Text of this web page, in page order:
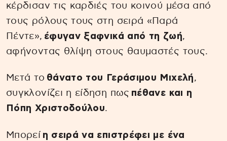
κέρδισαν τις καρδιές του κοινού μέσα από
τους ρόλους τους στη σειρά «Παρά
Πέντε», έφυγαν ξαφνικά από τη ζωή,
αφήνοντας θλίψη στους θαυμαστές τους.
Μετά το θάνατο του Γεράσιμου Μιχελή,
συγκλονίζει η είδηση πως πέθανε και η
Πόπη Χριστοδούλου.
Μπορεί η σειρά να επιστρέφει με ένα